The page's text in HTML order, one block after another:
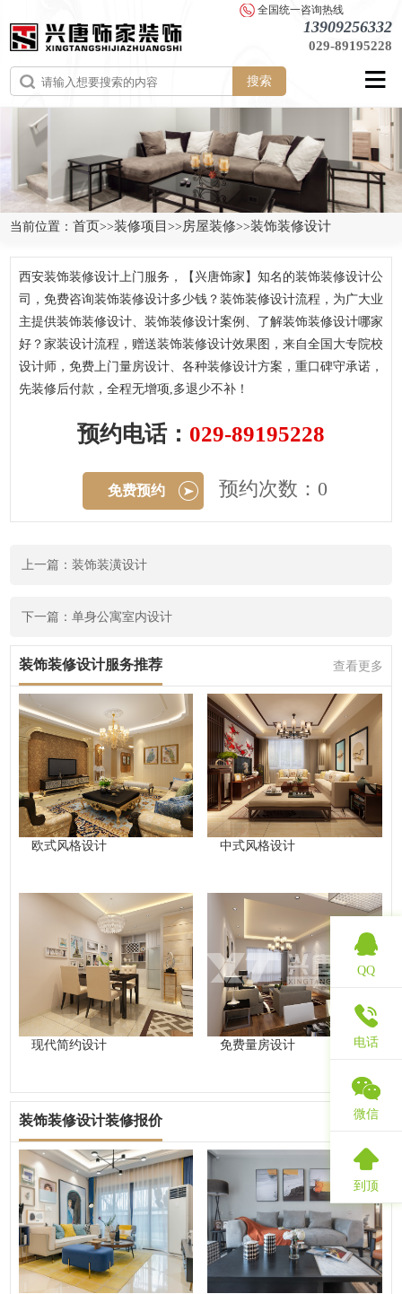
全国统一咨询热线
13909256332
029-89195228
搜索
当前位置：首页>>装修项目>>房屋装修>>装饰装修设计
西安装饰装修设计上门服务，【兴唐饰家】知名的装饰装修设计公
司，免费咨询装饰装修设计多少钱？装饰装修设计流程，为广大业
主提供装饰装修设计、装饰装修设计案例、了解装饰装修设计哪家
好？家装设计流程，赠送装饰装修设计效果图，来自全国大专院校
设计师，免费上门量房设计、各种装修设计方案，重口碑守承诺，
先装修后付款，全程无增项,多退少不补！
预约电话： 029-89195228
免费预约 预约次数：0
上一篇：装饰装潢设计
下一篇：单身公寓室内设计
装饰装修设计服务推荐 查看更多
欧式风格设计 中式风格设计
现代简约设计 免费量房设计
装饰装修设计装修报价 查看更多
QQ
电话
微信
到顶